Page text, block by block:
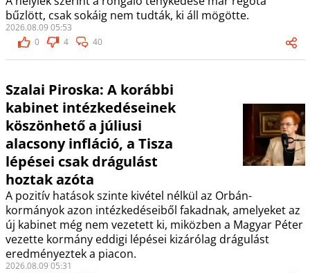
bűzlött, csak sokáig nem tudták, ki áll mögötte.
2026.08.09 05:53
0
4 40
Szalai Piroska: A korábbi
kabinet intézkedéseinek
köszönhető a júliusi
alacsony infláció, a Tisza
lépései csak drágulást
hoztak azóta
A pozitív hatások szinte kivétel nélkül az Orbán-
kormányok azon intézkedéseiből fakadnak, amelyeket az
új kabinet még nem vezetett ki, miközben a Magyar Péter
vezette kormány eddigi lépései kizárólag drágulást
eredményeztek a piacon.
2026.08.09 05:31